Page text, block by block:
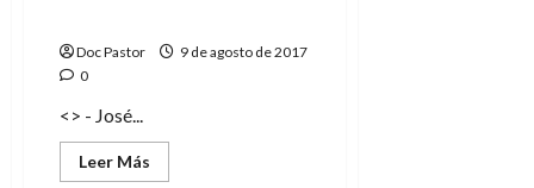
Doc Pastor
9 de agosto de 2017
0
<> - José...
Leer Más
más